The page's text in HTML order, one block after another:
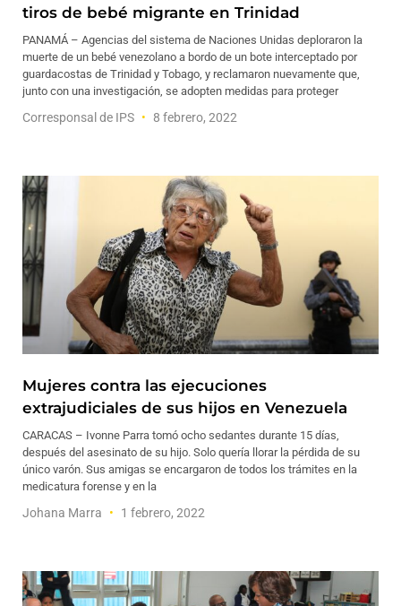
tiros de bebé migrante en Trinidad
PANAMÁ – Agencias del sistema de Naciones Unidas deploraron la
muerte de un bebé venezolano a bordo de un bote interceptado por
guardacostas de Trinidad y Tobago, y reclamaron nuevamente que,
junto con una investigación, se adopten medidas para proteger
Corresponsal de IPS 8 febrero, 2022
Mujeres contra las ejecuciones
extrajudiciales de sus hijos en Venezuela
CARACAS – Ivonne Parra tomó ocho sedantes durante 15 días,
después del asesinato de su hijo. Solo quería llorar la pérdida de su
único varón. Sus amigas se encargaron de todos los trámites en la
medicatura forense y en la
Johana Marra 1 febrero, 2022